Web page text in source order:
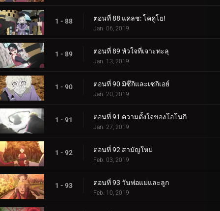
1 - 88 ตอนที่ 88 แคลช: โคคูโย!
Jan. 06, 2019
1 - 89 ตอนที่ 89 หัวใจที่เจาะทะลุ
Jan. 13, 2019
1 - 90 ตอนที่ 90 มิซึกิและเซกิเอย์
Jan. 20, 2019
1 - 91 ตอนที่ 91 ความตั้งใจของโอโนกิ
Jan. 27, 2019
1 - 92 ตอนที่ 92 สามัญใหม่
Feb. 03, 2019
1 - 93 ตอนที่ 93 วันพ่อแม่และลูก
Feb. 10, 2019